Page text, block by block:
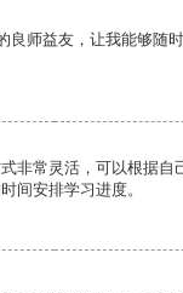
良师益友，让我能够随
非常灵活，可以根据自
间安排学习进度。